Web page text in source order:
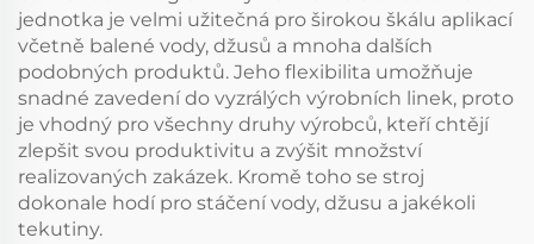
jednotka je velmi užitečná pro širokou škálu aplikací
včetně balené vody, džusů a mnoha dalších
podobných produktů. Jeho flexibilita umožňuje
snadné zavedení do vyzrálých výrobních linek, proto
je vhodný pro všechny druhy výrobců, kteří chtějí
zlepšit svou produktivitu a zvýšit množství
realizovaných zakázek. Kromě toho se stroj
dokonale hodí pro stáčení vody, džusu a jakékoli
tekutiny.